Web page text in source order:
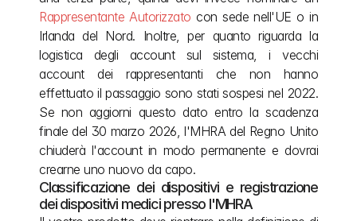
Rappresentante Autorizzato con sede nell'UE o in
Irlanda del Nord. Inoltre, per quanto riguarda la
logistica degli account sul sistema, i vecchi
account dei rappresentanti che non hanno
effettuato il passaggio sono stati sospesi nel 2022.
Se non aggiorni questo dato entro la scadenza
finale del 30 marzo 2026, l'MHRA del Regno Unito
chiuderà l'account in modo permanente e dovrai
crearne uno nuovo da capo.
Classificazione dei dispositivi e registrazione
dei dispositivi medici presso l'MHRA